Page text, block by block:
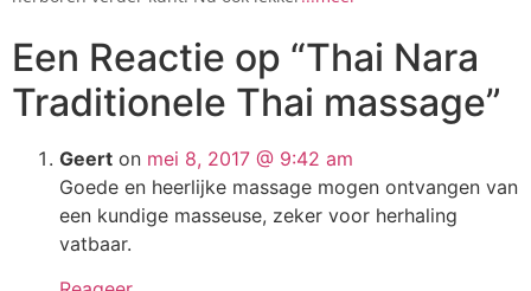
Een Reactie op “Thai Nara
Traditionele Thai massage”
Geert on mei 8, 2017 @ 9:42 am
Goede en heerlijke massage mogen ontvangen van
een kundige masseuse, zeker voor herhaling
vatbaar.